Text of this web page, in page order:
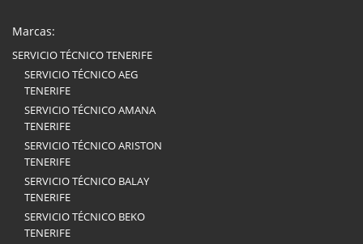
Marcas:
SERVICIO TÉCNICO TENERIFE
SERVICIO TÉCNICO AEG
TENERIFE
SERVICIO TÉCNICO AMANA
TENERIFE
SERVICIO TÉCNICO ARISTON
TENERIFE
SERVICIO TÉCNICO BALAY
TENERIFE
SERVICIO TÉCNICO BEKO
TENERIFE